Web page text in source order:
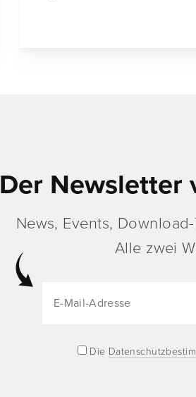
Der Newsletter
News, Events,
Alle zwei
Die